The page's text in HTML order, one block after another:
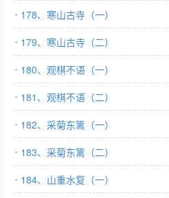
178、寒山古寺（一）
179、寒山古寺（二）
180、观棋不语（一）
181、观棋不语（二）
182、采菊东篱（一）
183、采菊东篱（二）
184、山重水复（一）